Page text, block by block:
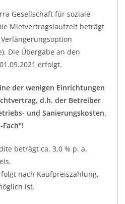
Gesellschaft für soziale
Mietvertragslaufzeit beträgt
Verlängerungsoption
Die Übergabe an den
erfolgt.
der wenigen Einrichtungen
d.h. der Betreiber
und Sanierungskosten,
beträgt ca. 3,0 % p. a.
nach Kaufpreiszahlung,
ist.